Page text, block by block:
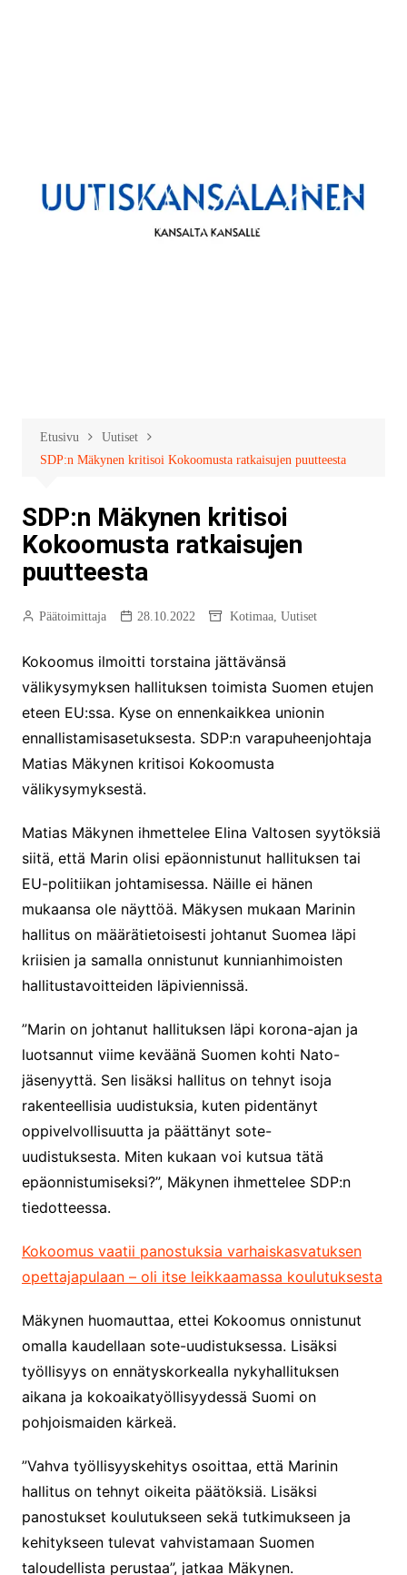
Etusivu
Uutiset
SDP:n Mäkynen kritisoi Kokoomusta ratkaisujen puutteesta
SDP:n Mäkynen kritisoi
Kokoomusta ratkaisujen
puutteesta
Päätoimittaja 28.10.2022 Kotimaa, Uutiset
Kokoomus ilmoitti torstaina jättävänsä
välikysymyksen hallituksen toimista Suomen etujen
eteen EU:ssa. Kyse on ennenkaikkea unionin
ennallistamisasetuksesta. SDP:n varapuheenjohtaja
Matias Mäkynen kritisoi Kokoomusta
välikysymyksestä.
Matias Mäkynen ihmettelee Elina Valtosen syytöksiä
siitä, että Marin olisi epäonnistunut hallituksen tai
EU-politiikan johtamisessa. Näille ei hänen
mukaansa ole näyttöä. Mäkysen mukaan Marinin
hallitus on määrätietoisesti johtanut Suomea läpi
kriisien ja samalla onnistunut kunnianhimoisten
hallitustavoitteiden läpiviennissä.
”Marin on johtanut hallituksen läpi korona-ajan ja
luotsannut viime keväänä Suomen kohti Nato-
jäsenyyttä. Sen lisäksi hallitus on tehnyt isoja
rakenteellisia uudistuksia, kuten pidentänyt
oppivelvollisuutta ja päättänyt sote-
uudistuksesta. Miten kukaan voi kutsua tätä
epäonnistumiseksi?”, Mäkynen ihmettelee SDP:n
tiedotteessa.
Kokoomus vaatii panostuksia varhaiskasvatuksen
opettajapulaan – oli itse leikkaamassa koulutuksesta
Mäkynen huomauttaa, ettei Kokoomus onnistunut
omalla kaudellaan sote-uudistuksessa. Lisäksi
työllisyys on ennätyskorkealla nykyhallituksen
aikana ja kokoaikatyöllisyydessä Suomi on
pohjoismaiden kärkeä.
”Vahva työllisyyskehitys osoittaa, että Marinin
hallitus on tehnyt oikeita päätöksiä. Lisäksi
panostukset koulutukseen sekä tutkimukseen ja
kehitykseen tulevat vahvistamaan Suomen
taloudellista perustaa”, jatkaa Mäkynen.